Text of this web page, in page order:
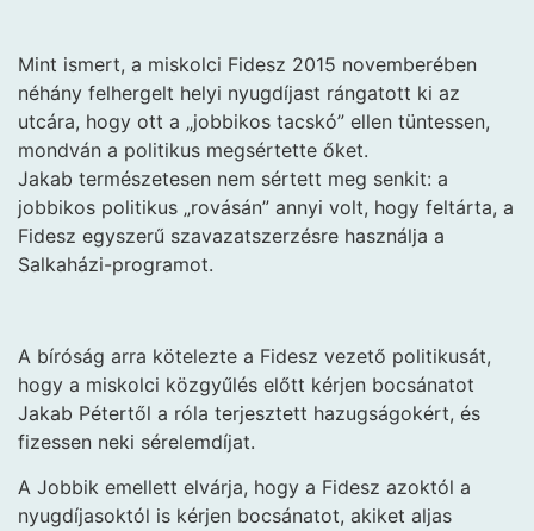
Mint ismert, a miskolci Fidesz 2015 novemberében
néhány felhergelt helyi nyugdíjast rángatott ki az
utcára, hogy ott a „jobbikos tacskó” ellen tüntessen,
mondván a politikus megsértette őket.
Jakab természetesen nem sértett meg senkit: a
jobbikos politikus „rovásán” annyi volt, hogy feltárta, a
Fidesz egyszerű szavazatszerzésre használja a
Salkaházi-programot.
A bíróság arra kötelezte a Fidesz vezető politikusát,
hogy a miskolci közgyűlés előtt kérjen bocsánatot
Jakab Pétertől a róla terjesztett hazugságokért, és
fizessen neki sérelemdíjat.
A Jobbik emellett elvárja, hogy a Fidesz azoktól a
nyugdíjasoktól is kérjen bocsánatot, akiket aljas